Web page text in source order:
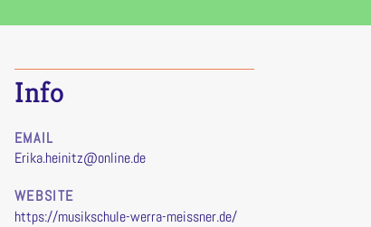
Info
EMAIL
Erika.heinitz@online.de
WEBSITE
https://musikschule-werra-meissner.de/